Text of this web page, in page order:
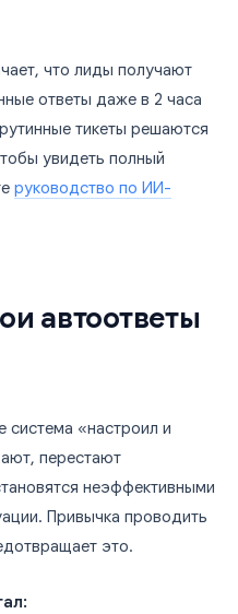
что лиды получают
ответы даже в 2 часа
тикеты решаются
увидеть полный
руководство по ИИ-
автоответы
система «настроил и
перестают
неэффективными
Привычка проводить
это.